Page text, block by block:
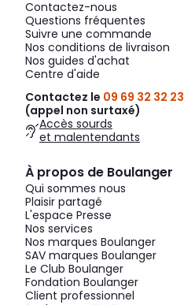
Contactez-nous
Questions fréquentes
Suivre une commande
Nos conditions de livraison
Nos guides d'achat
Centre d'aide
Contactez le 09 69 32 32 23
(appel non surtaxé)
Accès sourds
et malentendants
À propos de Boulanger
Qui sommes nous
Plaisir partagé
L'espace Presse
Nos services
Nos marques Boulanger
SAV marques Boulanger
Le Club Boulanger
Fondation Boulanger
Client professionnel